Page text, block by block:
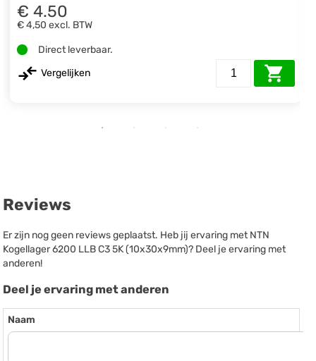
€ 4.50
€ 4,50 excl. BTW
Direct leverbaar.
Vergelijken
Reviews
Er zijn nog geen reviews geplaatst. Heb jij ervaring met NTN
Kogellager 6200 LLB C3 5K (10x30x9mm)? Deel je ervaring met
anderen!
Deel je ervaring met anderen
Naam